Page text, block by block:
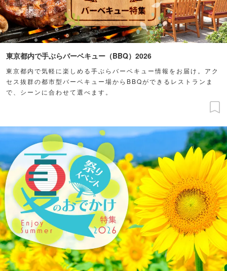
東京都内で手ぶらバーベキュー（BBQ）2026
東京都内で気軽に楽しめる手ぶらバーベキュー情報をお届け。アク
セス抜群の都市型バーベキュー場からBBQができるレストランま
で、シーンに合わせて選べます。